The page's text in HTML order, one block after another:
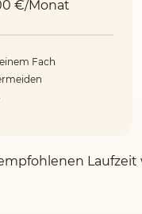
€/Monat
Fach